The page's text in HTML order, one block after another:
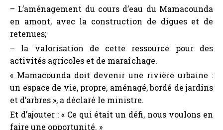
– L’aménagement du cours d’eau du Mamacounda
en amont, avec la construction de digues et de
retenues;
– la valorisation de cette ressource pour des
activités agricoles et de maraîchage.
« Mamacounda doit devenir une rivière urbaine :
un espace de vie, propre, aménagé, bordé de jardins
et d’arbres », a déclaré le ministre.
Et d’ajouter : « Ce qui était un défi, nous voulons en
faire une opportunité. »